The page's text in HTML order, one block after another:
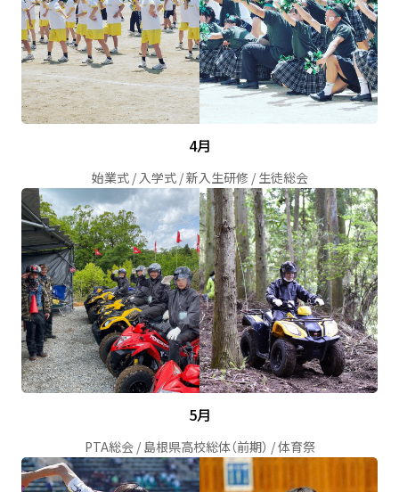
4月
始業式 / 入学式 / 新入生研修 / 生徒総会
5月
PTA総会 / 島根県高校総体（前期） / 体育祭